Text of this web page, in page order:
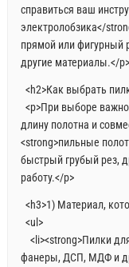
справиться ваш
электролобзика</
прямой или фигурный
другие материалы.</p>
<h2>Как выбрать
<p>При выборе
длину полотна и
<strong>пильные
быстрый грубый рез,
работу.</p>
<h3>1) Материал,
<ul>
<li><strong>Пилки
фанеры, ДСП, МДФ и